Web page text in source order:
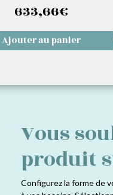
633,66€
Ajouter au panier
Vous
produit
Configurez la forme de